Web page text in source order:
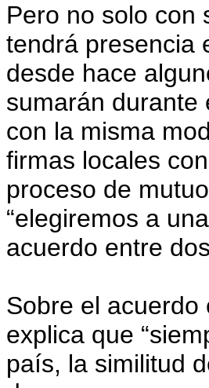
Pero no solo con
tendrá presencia
desde hace
sumarán durante
con la misma
firmas locales
proceso de
“elegiremos a
acuerdo entre
Sobre el acuerdo
explica que
país, la similitud